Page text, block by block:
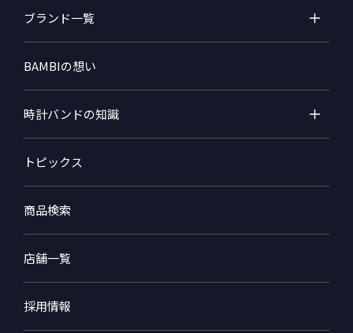
ブランド一覧
BAMBIの想い
時計バンドの知識
トピックス
商品検索
店舗一覧
採用情報